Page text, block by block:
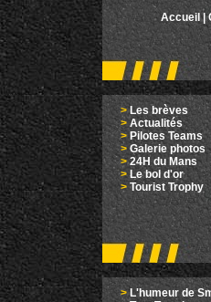
Accueil |
>Les brèves
> Actualités
> Pilotes Teams
>Galerie photos
>24H du Mans
>Le bol d'or
> Tourist Trophy
>L'humeur de